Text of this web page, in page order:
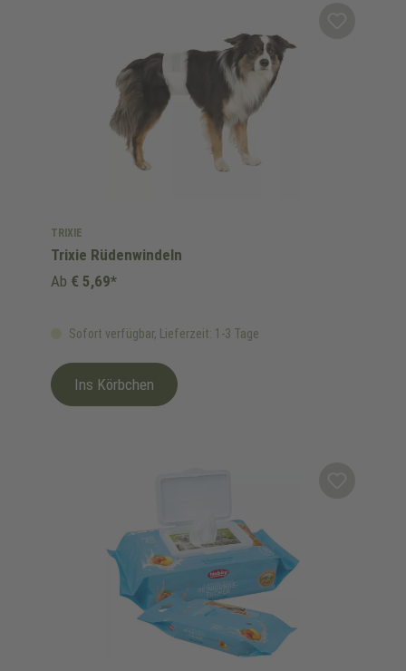
TRIXIE
Trixie Rüdenwindeln
Sofort verfügbar, Lieferzeit: 1-3 Tage
Ab € 5,69*
Ins Körbchen